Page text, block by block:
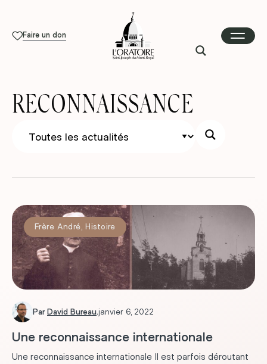
Faire un don
RECONNAISSANCE
Frère André Histoire
Par David Bureau.janvier 6, 2022
Une reconnaissance internationale
Une reconnaissance internationale Il est parfois déroutant